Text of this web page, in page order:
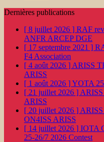
Dernières publications
[ 8 juillet 2026 ] RAF
ANFR ARCEP DGE
[ 17 septembre 2021 ]
F4 Association
[ 4 août 2026 ] ARISS
ARISS
[ 1 août 2026 ]YOTA
[ 21 juillet 2026 ] ARISS
ARISS
[ 20 juillet 2026 ] ARISS
ON4ISS ARISS
[ 14 juillet 2026 ] IOTA
25-26/7 2026 Contest